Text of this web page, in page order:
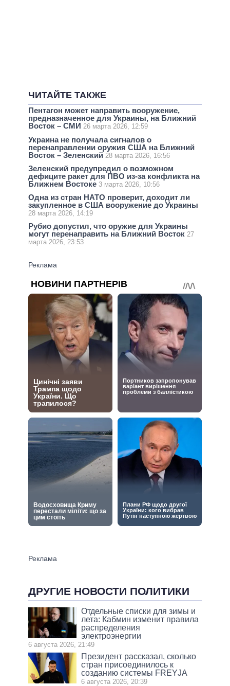
ЧИТАЙТЕ ТАКЖЕ
Пентагон может направить вооружение,
предназначенное для Украины, на Ближний
Восток – СМИ 26 марта 2026, 12:59
Украина не получала сигналов о
перенаправлении оружия США на Ближний
Восток – Зеленский 28 марта 2026, 16:56
Зеленский предупредил о возможном
дефиците ракет для ПВО из-за конфликта на
Ближнем Востоке 3 марта 2026, 10:56
Одна из стран НАТО проверит, доходит ли
закупленное в США вооружение до Украины
28 марта 2026, 14:19
Рубио допустил, что оружие для Украины
могут перенаправить на Ближний Восток 27
марта 2026, 23:53
ДРУГИЕ НОВОСТИ ПОЛИТИКИ
Отдельные списки для зимы и
лета: Кабмин изменит правила
распределения
электроэнергии
6 августа 2026, 21:49
Президент рассказал, сколько
стран присоединилось к
созданию системы FREYJA
6 августа 2026, 20:39